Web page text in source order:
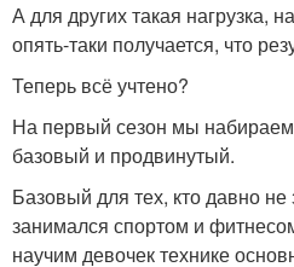
А для других такая нагрузка,
опять-таки получается, что
Теперь всё учтено?
На первый сезон мы набираем
базовый и продвинутый.
Базовый для тех, кто давно
занимался спортом и
научим девочек технике